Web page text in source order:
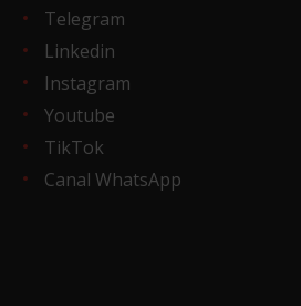
Telegram
Linkedin
Instagram
Youtube
TikTok
Canal WhatsApp